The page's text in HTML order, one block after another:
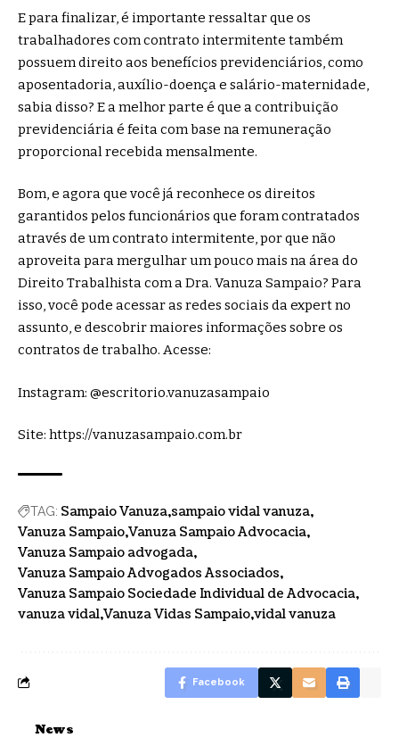
E para finalizar, é importante ressaltar que os
trabalhadores com contrato intermitente também
possuem direito aos benefícios previdenciários, como
aposentadoria, auxílio-doença e salário-maternidade,
sabia disso? E a melhor parte é que a contribuição
previdenciária é feita com base na remuneração
proporcional recebida mensalmente.
Bom, e agora que você já reconhece os direitos
garantidos pelos funcionários que foram contratados
através de um contrato intermitente, por que não
aproveita para mergulhar um pouco mais na área do
Direito Trabalhista com a Dra. Vanuza Sampaio? Para
isso, você pode acessar as redes sociais da expert no
assunto, e descobrir maiores informações sobre os
contratos de trabalho. Acesse:
Instagram: @escritorio.vanuzasampaio
Site: https://vanuzasampaio.com.br
TAG: Sampaio Vanuza sampaio vidal vanuza
Vanuza Sampaio Vanuza Sampaio Advocacia
Vanuza Sampaio advogada
Vanuza Sampaio Advogados Associados
Vanuza Sampaio Sociedade Individual de Advocacia
vanuza vidal Vanuza Vidas Sampaio vidal vanuza
Facebook
News